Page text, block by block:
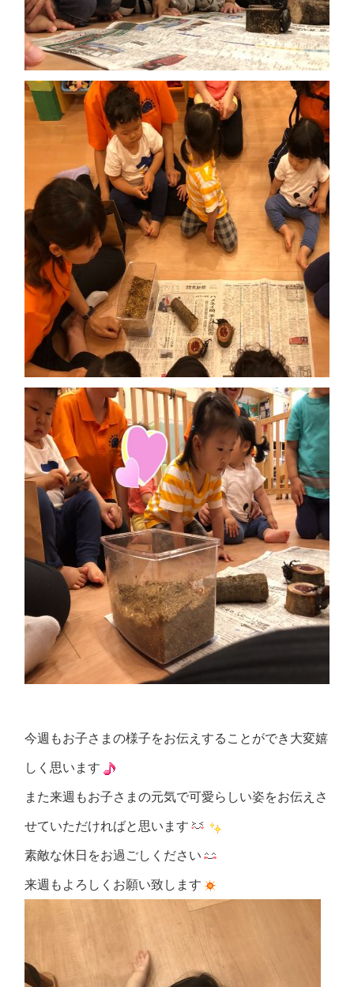
今週もお子さまの様子をお伝えすることができ大変嬉
しく思います
また来週もお子さまの元気で可愛らしい姿をお伝えさ
せていただければと思います
素敵な休日をお過ごしください
来週もよろしくお願い致します